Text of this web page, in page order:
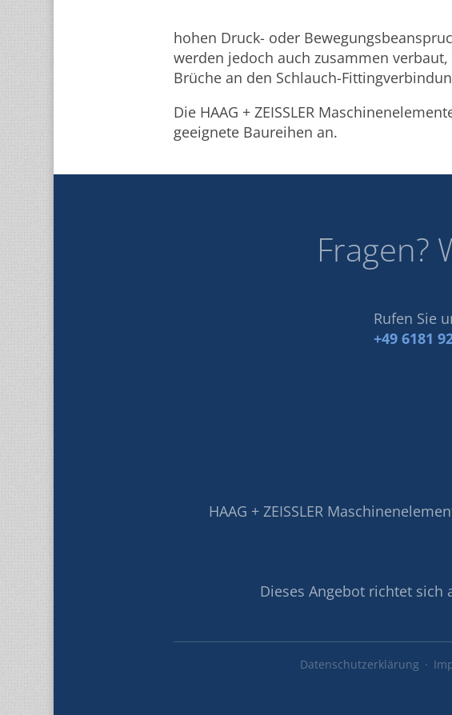
hohen Druck- oder
werden jedoch auch zusammen
Brüche an den Schlauch-
Die HAAG + ZEISSLER
geeignete Baureihen an.
Fragen?
Rufen Sie
+49 6181
HAAG + ZEISSLER
Dieses Angebot richtet sich
Datenschutzerklärung